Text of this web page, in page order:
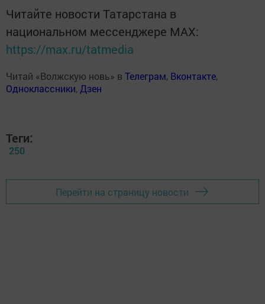
Читайте новости Татарстана в
национальном мессенджере MАХ:
https://max.ru/tatmedia
Читай «Волжскую новь» в Телеграм, Вконтакте,
Одноклассники,Дзен
Теги:
250
Перейти на страницу новости